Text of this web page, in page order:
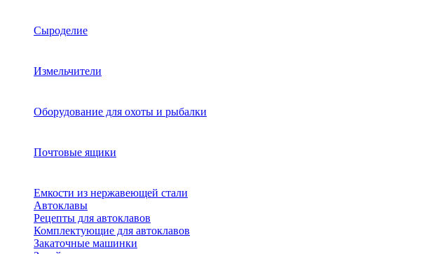
Сыроделие
Измельчители
Оборудование для охоты и рыбалки
Почтовые ящики
Емкости из нержавеющей стали
Автоклавы
Рецепты для автоклавов
Комплектующие для автоклавов
Закаточные машинки